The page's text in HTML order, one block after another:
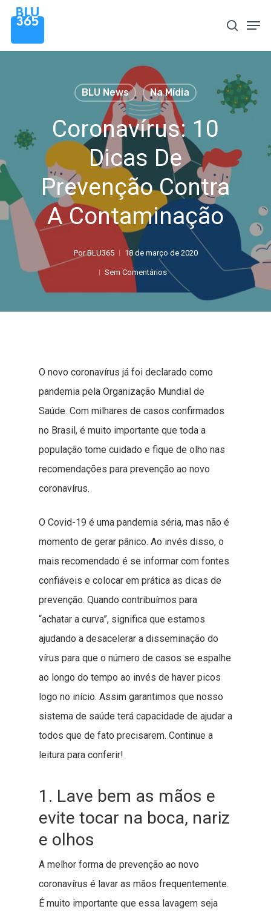
Pular
para
procura
BLU News Na Mídia
Coronavírus: 10
Dicas De
Prevenção Contra
A Contaminação
Por BLU365 18 de março de 2020
Sem Comentários
O novo coronavírus já foi declarado como
pandemia pela Organização Mundial de
Saúde. Com milhares de casos confirmados
no Brasil, é muito importante que toda a
população tome cuidado e fique de olho nas
recomendações para prevenção ao novo
coronavírus.
O Covid-19 é uma pandemia séria, mas não é
momento de gerar pânico. Ao invés disso, o
mais recomendado é se informar com fontes
confiáveis e colocar em prática as dicas de
prevenção. Quando contribuímos para
“achatar a curva”, significa que estamos
ajudando a desacelerar a disseminação do
vírus para que o número de casos se espalhe
ao longo do tempo ao invés de haver picos
logo no início. Assim garantimos que nosso
sistema de saúde terá capacidade de ajudar a
todos que de fato precisarem. Continue a
leitura para conferir!
1. Lave bem as mãos e
evite tocar na boca, nariz
e olhos
A melhor forma de prevenção ao novo
coronavírus é lavar as mãos frequentemente.
É muito importante que essa lavagem seja